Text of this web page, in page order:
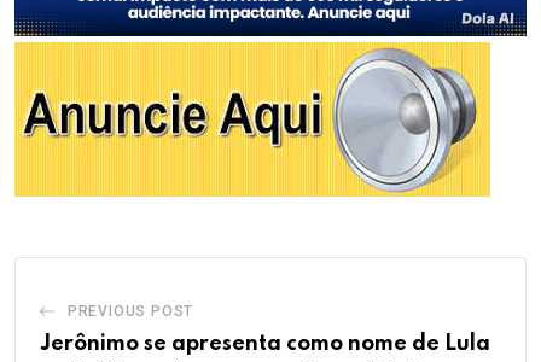
PREVIOUS POST
Jerônimo se apresenta como nome de Lula